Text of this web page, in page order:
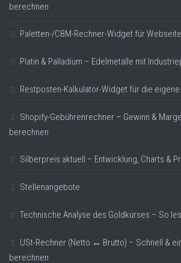
berechnen
Paletten-/CBM-Rechner-Widget für
Platin & Palladium – Edelmetalle mit
Restposten-Kalkulator-Widget für die
Shopify-Gebührenrechner – Gewinn &
berechnen
Silberpreis aktuell – Entwicklung, Charts &
Stellenangebote
Technische Analyse des Goldkurses – So
USt-Rechner (Netto ↔ Brutto) – Schnell &
berechnen